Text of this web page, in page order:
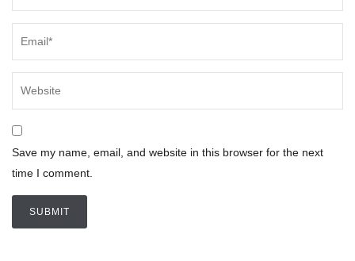
Save my name, email, and website in this browser for the next
time I comment.